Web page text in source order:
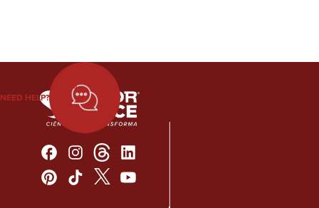
NEED HELP?